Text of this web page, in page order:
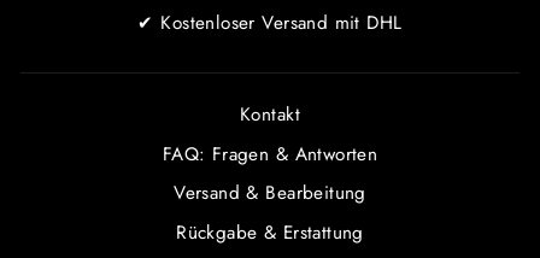
✔ Kostenloser Versand mit DHL
Kontakt
FAQ: Fragen & Antworten
Versand & Bearbeitung
Rückgabe & Erstattung